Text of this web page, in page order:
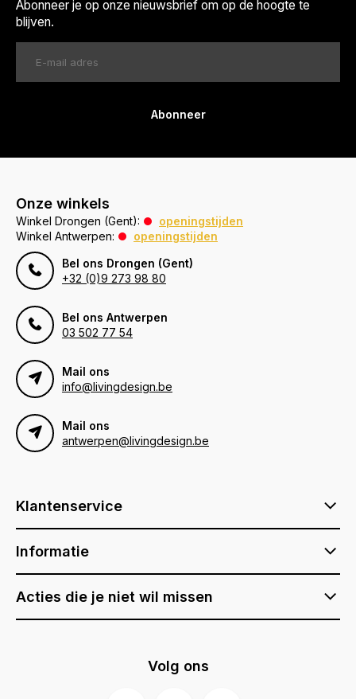
Abonneer je op onze nieuwsbrief om op de hoogte te
blijven.
Abonneer
Onze winkels
Winkel Drongen (Gent):
openingstijden
Winkel Antwerpen:
openingstijden
Bel ons Drongen (Gent)
+32 (0)9 273 98 80
Bel ons Antwerpen
03 502 77 54
Mail ons
info@livingdesign.be
Mail ons
antwerpen@livingdesign.be
Klantenservice
Informatie
Acties die je niet wil missen
Volg ons